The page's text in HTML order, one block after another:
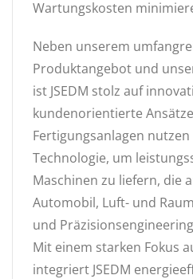
Wartungskosten
Neben unserem
Produktangebot und
ist JSEDM stolz auf
kundenorientierte
Fertigungsanlagen
Technologie, um
Maschinen zu liefern, die
Automobil, Luft- und
und
Mit einem starken Fokus
integriert JSEDM